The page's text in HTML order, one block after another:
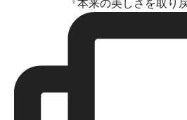
『本来の美しさを取